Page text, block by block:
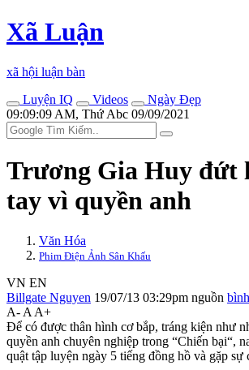
Xã Luận
xã hội luận bàn
Luyện IQ
Videos
Ngày Đẹp
09:09:09 AM, Thứ Abc 09/09/2021
Trương Gia Huy đứt
tay vì quyền anh
Văn Hóa
Phim Điện Ảnh Sân Khấu
VN EN
Billgate Nguyen 19/07/13 03:29pm nguồn
A- A A+
Để có được thâ‌n hìn‌h cơ bắp, tráng kiện như
quyền anh chuyên nghiệp trong “Chiến bại“,
quật tập luyện ngày 5 tiếng đồng hồ và gặp sự